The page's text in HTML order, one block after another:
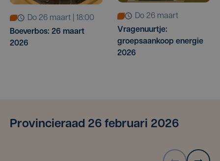
do 26 maart | 18:00
Boeverbos: 26 maart
2026
do 26 maart
Vragenuurtje:
groepsaankoop energie
2026
Provincieraad 26 februari 2026